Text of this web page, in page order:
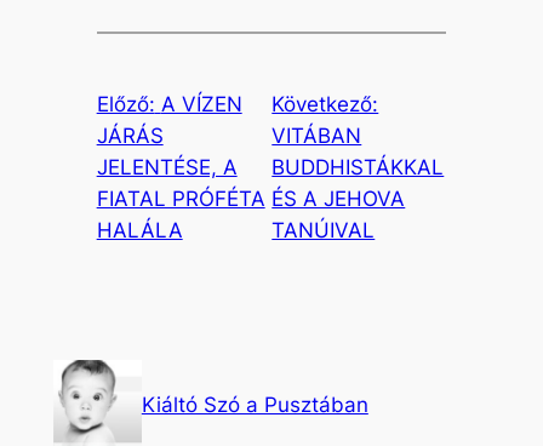
Előző: A VÍZEN
JÁRÁS
JELENTÉSE, A
FIATAL PRÓFÉTA
HALÁLA
Következő:
VITÁBAN
BUDDHISTÁKKAL
ÉS A JEHOVA
TANÚIVAL
Kiáltó Szó a Pusztában